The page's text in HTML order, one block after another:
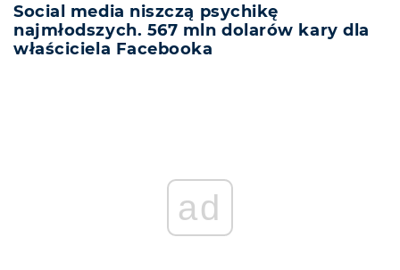
Social media niszczą psychikę
najmłodszych. 567 mln dolarów kary dla
właściciela Facebooka
ad